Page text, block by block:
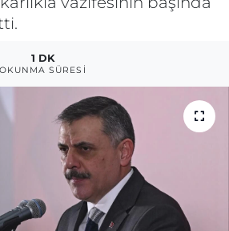
1 DK
OKUNMA SÜRESI